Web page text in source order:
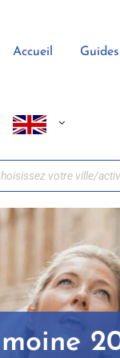
Accueil Guides